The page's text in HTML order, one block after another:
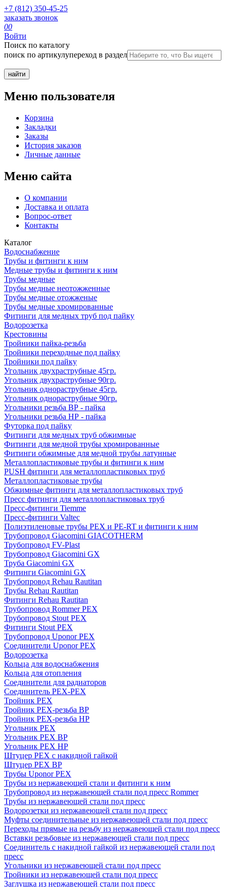
+7 (812) 350-45-25
заказать звонок
00
Войти
Поиск по каталогу
поиск по артикулупереход в раздел
Меню пользователя
Корзина
Закладки
Заказы
История заказов
Личные данные
Меню сайта
О компании
Доставка и оплата
Вопрос-ответ
Контакты
Каталог
Водоснабжение
Трубы и фитинги к ним
Медные трубы и фитинги к ним
Трубы медные
Трубы медные неотожженные
Трубы медные отожженые
Трубы медные хромированные
Фитинги для медных труб под пайку
Водорозетка
Крестовины
Тройники пайка-резьба
Тройники переходные под пайку
Тройники под пайку
Угольник двухраструбные 45гр.
Угольник двухраструбные 90гр.
Угольник однораструбные 45гр.
Угольник однораструбные 90гр.
Угольники резьба ВР - пайка
Угольники резьба НР - пайка
Футорка под пайку
Фитинги для медных труб обжимные
Фитинги для медной трубы хромированные
Фитинги обжимные для медной трубы латунные
Металлопластиковые трубы и фитинги к ним
PUSH фитинги для металлопластиковых труб
Металлопластиковые трубы
Обжимные фитинги для металлопластиковых труб
Пресс фитинги для металлопластиковых труб
Пресс-фитинги Tiemme
Пресс-фитинги Valtec
Полиэтиленовые трубы PEX и PE-RT и фитинги к ним
Трубопровод Giacomini GIACOTHERM
Трубопровод FV-Plast
Трубопровод Giacomini GX
Труба Giacomini GX
Фитинги Giacomini GX
Трубопровод Rehau Rautitan
Трубы Rehau Rautitan
Фитинги Rehau Rautitan
Трубопровод Rommer PEX
Трубопровод Stout PEX
Фитинги Stout PEX
Трубопровод Uponor PEX
Соединители Uponor PEX
Водорозетка
Кольца для водоснабжения
Кольца для отопления
Соединители для радиаторов
Соединитель PEX-PEX
Тройник PEX
Тройник PEX-резьба ВР
Тройник PEX-резьба НР
Угольник PEX
Угольник PEX ВР
Угольник PEX НР
Штуцер PEX c накидной гайкой
Штуцер PEX ВР
Трубы Uponor PEX
Трубы из нержавеющей стали и фитинги к ним
Трубопровод из нержавеющей стали под пресс Rommer
Трубы из нержавеющей стали под пресс
Водорозетки из нержавеющей стали под пресс
Муфты соединительные из нержавеющей стали под пресс
Переходы прямые на резьбу из нержавеющей стали под пресс
Вставки резьбовые из нержавеющей стали под пресс
Соединитель с накидной гайкой из нержавеющей стали под
пресс
Угольники из нержавеющей стали под пресс
Тройники из нержавеющей стали под пресс
Заглушка из нержавеющей стали под пресс